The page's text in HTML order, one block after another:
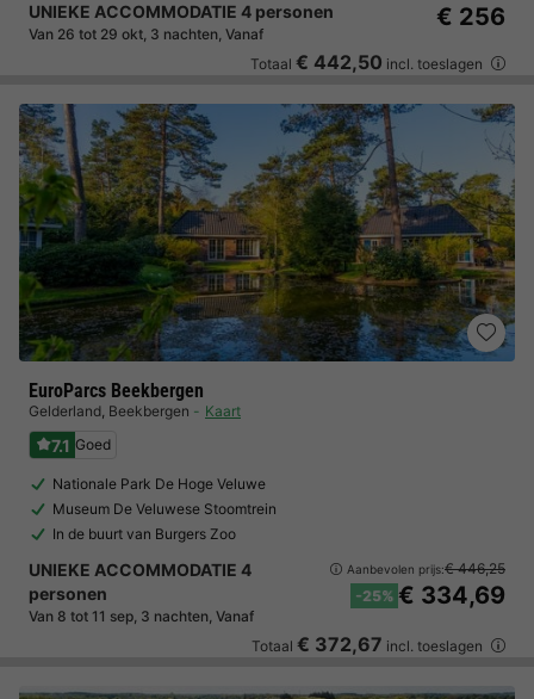
UNIEKE ACCOMMODATIE 4 personen
Van 26 tot 29 okt, 3 nachten, Vanaf
€ 256
Totaal € 442,50 incl. toeslagen
EuroParcs Beekbergen
Gelderland, Beekbergen Kaart
7.1 Goed
Nationale Park De Hoge Veluwe
Museum De Veluwese Stoomtrein
In de buurt van Burgers Zoo
UNIEKE ACCOMMODATIE 4
personen
Van 8 tot 11 sep, 3 nachten, Vanaf
Aanbevolen prijs:€ 446,25
-25% € 334,69
Totaal € 372,67 incl. toeslagen